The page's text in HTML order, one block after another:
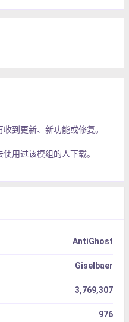
到更新、新功能或修复。
用过该模组的人下载。
AntiGhost
Giselbaer
3,769,307
976